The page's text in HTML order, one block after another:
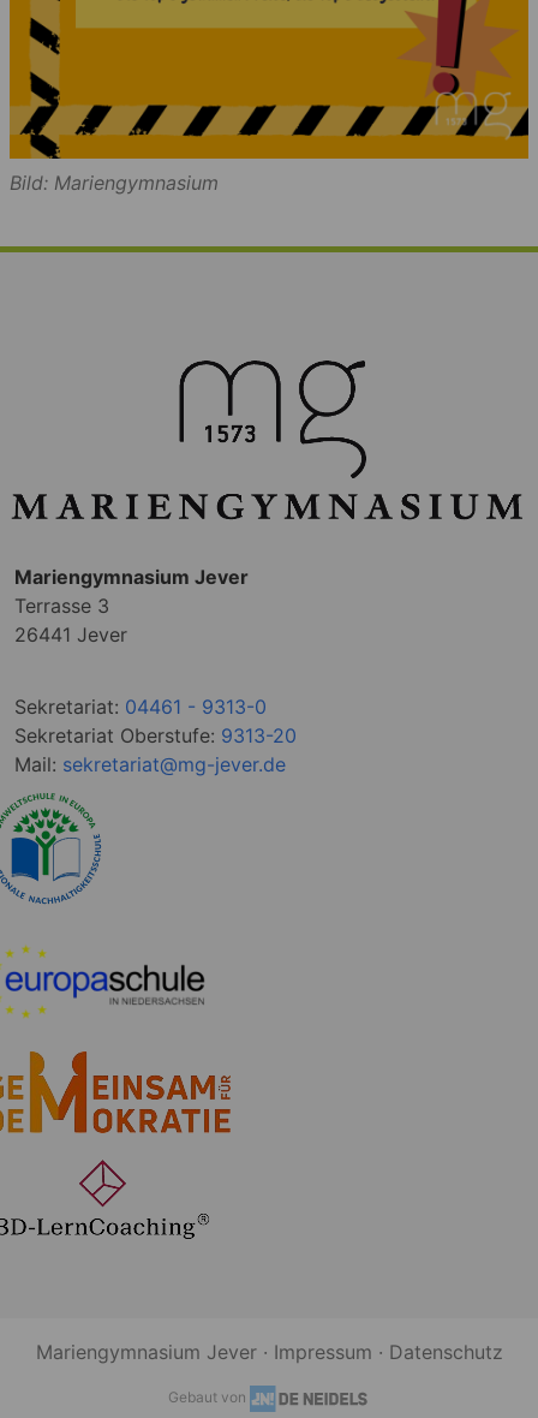
Bild: Mariengymnasium
Mariengymnasium Jever
Terrasse 3
26441 Jever
Sekretariat: 04461 - 9313-0
Sekretariat Oberstufe: 9313-20
Mail: sekretariat@mg-jever.de
Mariengymnasium Jever · Impressum · Datenschutz
Gebaut von